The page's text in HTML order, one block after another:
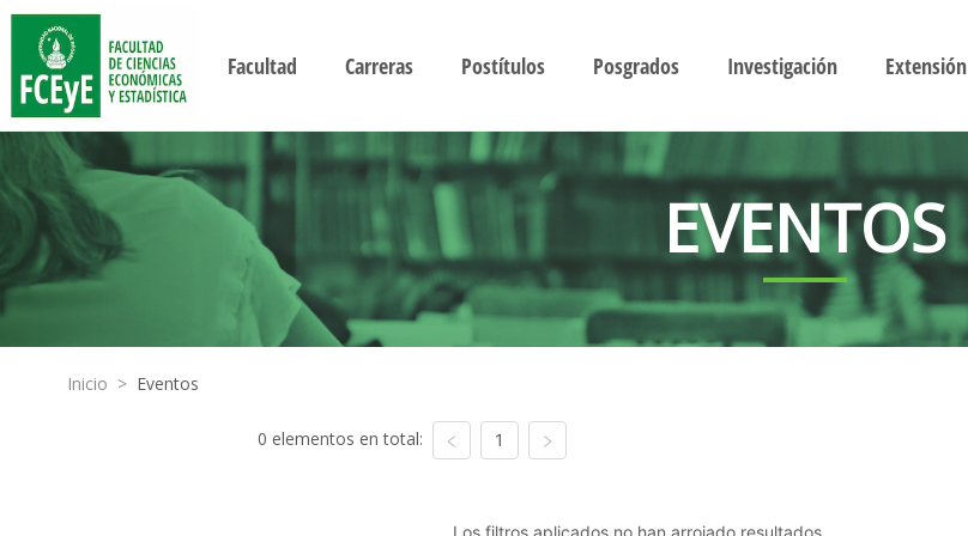
Facultad Carreras Postítulos Posgrados Investigación Extensión
EVENTOS
Inicio > Eventos
0 elementos en total: 1
Los filtros aplicados no han arrojado resultados